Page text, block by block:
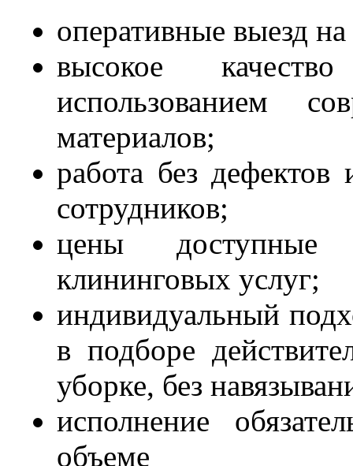
оперативные выезд на
высокое
использованием
материалов;
работа без
сотрудников;
цены доступные
клининговых услуг;
индивидуальный
в подборе
уборке, без
исполнение
объеме